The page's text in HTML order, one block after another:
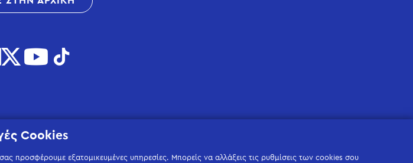
Cookies
προσφέρουμε εξατομικευμένες υπηρεσίες. Μπορείς να αλλάξεις τις ρυθμίσεις των cookies σου